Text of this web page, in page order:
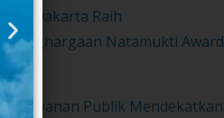
Purwakarta Raih
Penghargaan Natamukti Award
2021
Pelayanan Publik Mendekatkan